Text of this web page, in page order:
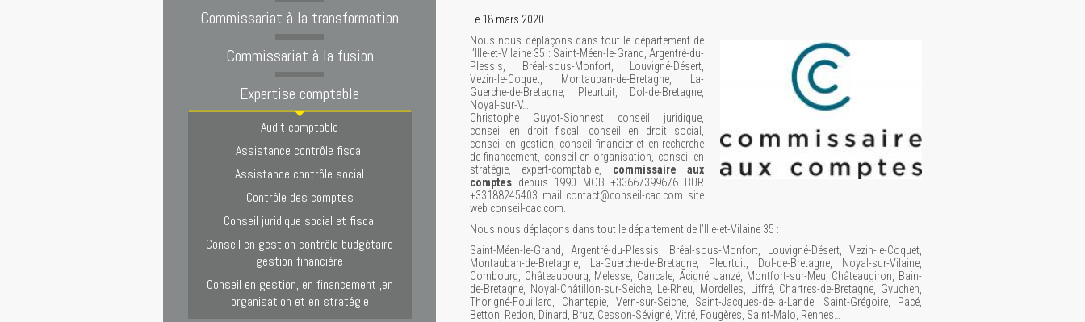
Le 18 mars 2020
Nous nous déplaçons dans tout le département de
l’Ille-et-Vilaine 35 : Saint-Méen-le-Grand, Argentré-du-
Plessis, Bréal-sous-Monfort, Louvigné-Désert,
Vezin-le-Coquet, Montauban-de-Bretagne, La-
Guerche-de-Bretagne, Pleurtuit, Dol-de-Bretagne,
Noyal-sur-V…
Christophe Guyot-Sionnest conseil juridique,
conseil en droit fiscal, conseil en droit social,
conseil en gestion, conseil financier et en recherche
de financement, conseil en organisation, conseil en
stratégie, expert-comptable, commissaire aux
comptes depuis 1990 MOB +33667399676 BUR
+33188245403 mail contact@conseil-cac.com site
web conseil-cac.com.
Nous nous déplaçons dans tout le département de l’Ille-et-Vilaine 35 :
Saint-Méen-le-Grand, Argentré-du-Plessis, Bréal-sous-Monfort, Louvigné-Désert, Vezin-le-Coquet,
Montauban-de-Bretagne, La-Guerche-de-Bretagne, Pleurtuit, Dol-de-Bretagne, Noyal-sur-Vilaine,
Combourg, Châteaubourg, Melesse, Cancale, Acigné, Janzé, Montfort-sur-Meu, Châteaugiron, Bain-
de-Bretagne, Noyal-Châtillon-sur-Seiche, Le-Rheu, Mordelles, Liffré, Chartres-de-Bretagne, Gyuchen,
Thorigné-Fouillard, Chantepie, Vern-sur-Seiche, Saint-Jacques-de-la-Lande, Saint-Grégoire, Pacé,
Betton, Redon, Dinard, Bruz, Cesson-Sévigné, Vitré, Fougères, Saint-Malo, Rennes…
Commissariat à la transformation
Commissariat à la fusion
Expertise comptable
Audit comptable
Assistance contrôle fiscal
Assistance contrôle social
Contrôle des comptes
Conseil juridique social et fiscal
Conseil en gestion contrôle budgétaire
gestion financière
Conseil en gestion, en financement ,en
organisation et en stratégie